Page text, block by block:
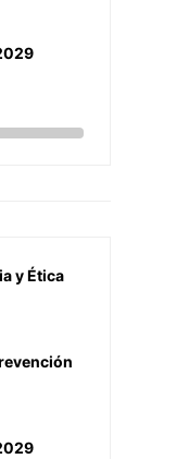
y Ética